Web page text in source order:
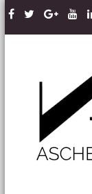
Skip to content